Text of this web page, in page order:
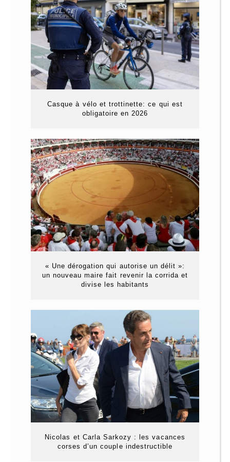
Casque à vélo et trottinette: ce qui est
obligatoire en 2026
« Une dérogation qui autorise un délit »:
un nouveau maire fait revenir la corrida et
divise les habitants
Nicolas et Carla Sarkozy : les vacances
corses d’un couple indestructible